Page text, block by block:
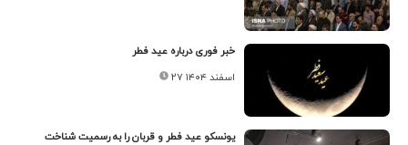
خبر فوری درباره عید فطر
۲۷ اسفند ۱۴۰۴
یونسکو عید فطر و قربان را به رسمیت شناخت